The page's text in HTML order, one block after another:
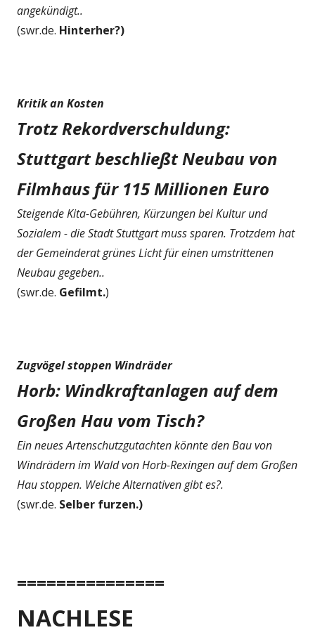
angekündigt..
(swr.de. Hinterher?)
Kritik an Kosten
Trotz Rekordverschuldung:
Stuttgart beschließt Neubau von
Filmhaus für 115 Millionen Euro
Steigende Kita-Gebühren, Kürzungen bei Kultur und
Sozialem - die Stadt Stuttgart muss sparen. Trotzdem hat
der Gemeinderat grünes Licht für einen umstrittenen
Neubau gegeben..
(swr.de. Gefilmt.)
Zugvögel stoppen Windräder
Horb: Windkraftanlagen auf dem
Großen Hau vom Tisch?
Ein neues Artenschutzgutachten könnte den Bau von
Windrädern im Wald von Horb-Rexingen auf dem Großen
Hau stoppen. Welche Alternativen gibt es?.
(swr.de. Selber furzen.)
===============
NACHLESE